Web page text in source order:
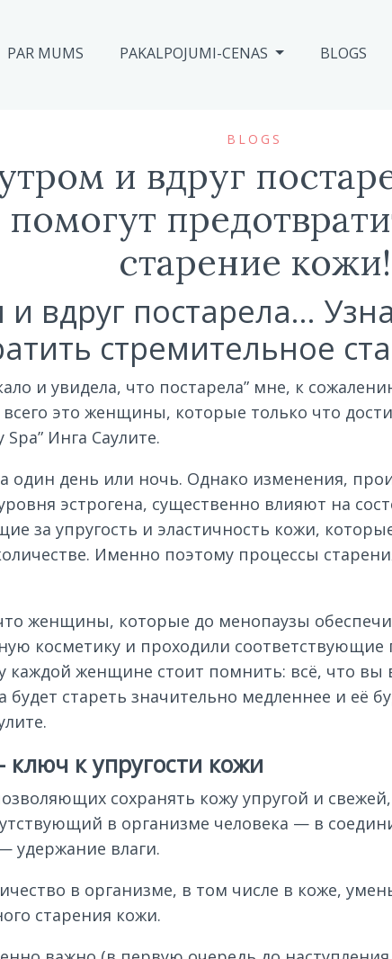
PAR MUMS PAKALPOJUMI-CENAS BLOGS
BLOGS
и вдруг
старение кожи!
и вдруг постарела…
стремительное
и увидела, что постарела” мне, к
это женщины, которые только что
Spa” Инга Саулите.
за один день или ночь. Однако изменения,
эстрогена, существенно влияют на
за упругость и эластичность кожи,
Именно поэтому процессы
женщины, которые до менопаузы
косметику и проходили
каждой женщине стоит помнить: всё, что
стареть значительно медленнее и её
к упругости кожи
сохранять кожу упругой и свежей,
в организме человека — в
удержание влаги.
в организме, в том числе в коже,
старения кожи.